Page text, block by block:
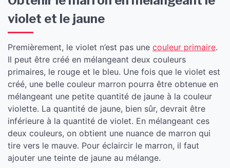
violet et le jaune
Premièrement, le violet n’est pas une couleur primaire.
Il peut être créé en mélangeant deux couleurs
primaires, le rouge et le bleu. Une fois que le violet est
créé, une belle couleur marron pourra être obtenue en
mélangeant une petite quantité de jaune à la couleur
violette. La quantité de jaune, bien sûr, devrait être
inférieure à la quantité de violet. En mélangeant ces
deux couleurs, on obtient une nuance de marron qui
tire vers le mauve. Pour éclaircir le marron, il faut
ajouter une teinte de jaune au mélange.